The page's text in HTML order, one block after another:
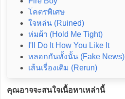
โคตรพิเศษ
ใจหล่น (Ruined)
ห่มผ้า (Hold Me Tight)
I'll Do It How You Like It
หลอกกันทั้งนั้น (Fake News)
เส้นเรื่องเดิม (Rerun)
คุณอาจจะสนใจเนื้อหาเหล่านี้